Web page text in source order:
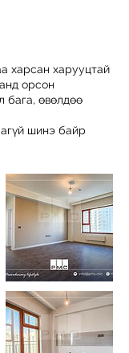
харсан харууцтай
орсон
бага, өвөлдөө
шинэ байр